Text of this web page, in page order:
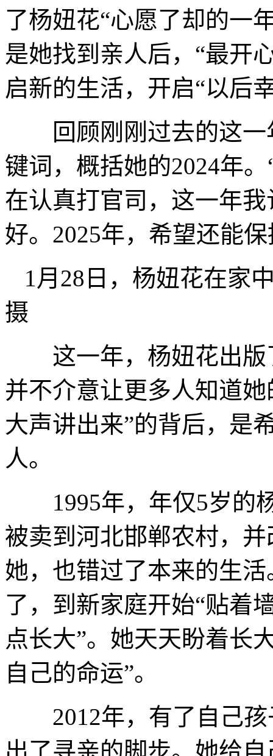
了杨妞花“心愿了却的一
是她找到亲人后，“最开
启新的生活，开启“以后
回顾刚刚过去的这一
键词，概括她的2024年
在认真打官司，这一年
好。2025年，希望还能
1月28日，杨妞花在家
摄
这一年，杨妞花出版
并不介意让更多人知道
大声讲出来”的背后，是
人。
1995年，年仅5岁的
被卖到河北邯郸农村，
她，也错过了本来的生
了，到新家庭开始“贴着
点长大”。她天天盼着长
自己的命运”。
2012年，有了自己孩